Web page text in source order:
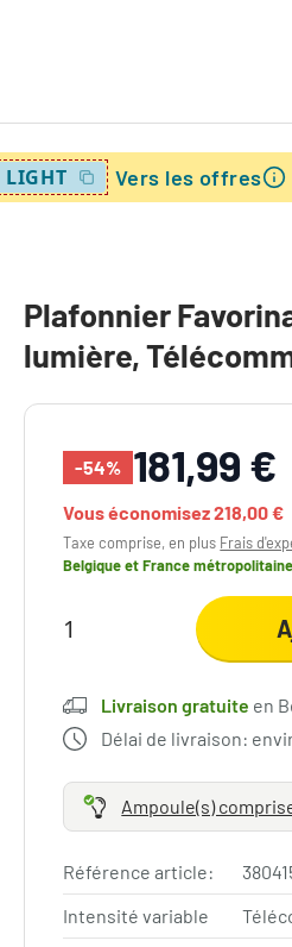
LIGHT Vers les offres
Plafonnier
lumière,
-54% 181,99 €
Vous économisez218,00 €
Taxe comprise, en plus Frais
Belgique et France métropolitaine
Livraison gratuite en
Délai de livraison:
Ampoule(s)
Référence article:
Intensité variable